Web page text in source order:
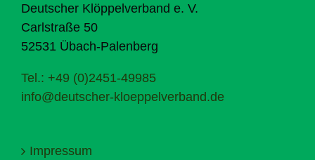
Deutscher Klöppelverband e. V.
Carlstraße 50
52531 Übach-Palenberg
Tel.: +49 (0)2451-49985
info@deutscher-kloeppelverband.de
Impressum